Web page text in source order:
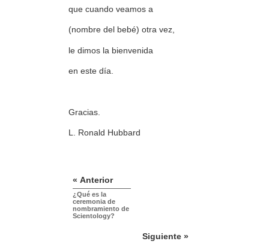
que cuando veamos a
(nombre del bebé) otra vez,
le dimos la bienvenida
en este día.
Gracias.
L. Ronald Hubbard
« Anterior
¿Qué es la
ceremonia de
nombramiento de
Scientology?
Siguiente »